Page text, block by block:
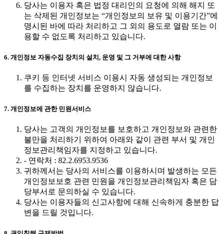
당사는 이용자 혹은 법정 대리인의 요청에 의해 해지 또
는 삭제된 개인정보는 “개인정보의 보유 및 이용기간”에
명시된 바에 따라 처리하고 그 외의 용도로 열람 또는 이
용할 수 없도록 처리하고 있습니다.
6. 개인정보 자동수집 장치의 설치, 운영 및 그 거부에 대한 사항
쿠키 등 인터넷 서비스 이용시 자동 생성되는 개인정보
를 수집하는 장치를 운영하지 않습니다.
7. 개인정보에 관한 민원서비스
당사는 고객의 개인정보를 보호하고 개인정보와 관련한
불만을 처리하기 위하여 아래와 같이 관련 부서 및 개인
정보관리책임자를 지정하고 있습니다.
- 연락처 : 82.2.6953.9536
귀하께서는 당사의 서비스를 이용하시며 발생하는 모든
개인정보보호 관련 민원을 개인정보관리책임자 혹은 담
당부서로 문의하실 수 있습니다.
당사는 이용자들의 신고사항에 대해 신속하게 충분한 답
변을 드릴 것입니다.